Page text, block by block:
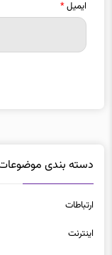
ارتباطات
اينترنت
بدافزار